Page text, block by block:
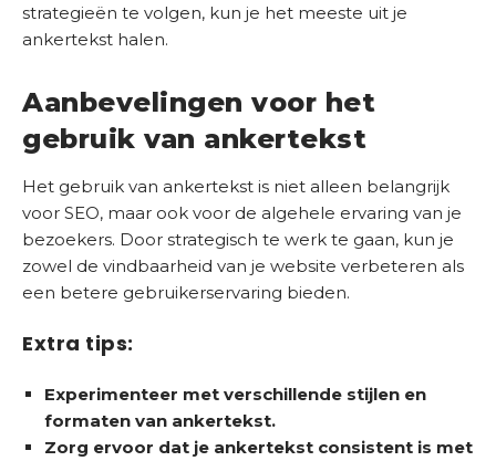
strategieën te volgen, kun je het meeste uit je
ankertekst halen.
Aanbevelingen voor het
gebruik van ankertekst
Het gebruik van ankertekst is niet alleen belangrijk
voor SEO, maar ook voor de algehele ervaring van je
bezoekers. Door strategisch te werk te gaan, kun je
zowel de vindbaarheid van je website verbeteren als
een betere gebruikerservaring bieden.
Extra tips:
Experimenteer met verschillende stijlen en
formaten van ankertekst.
Zorg ervoor dat je ankertekst consistent is met